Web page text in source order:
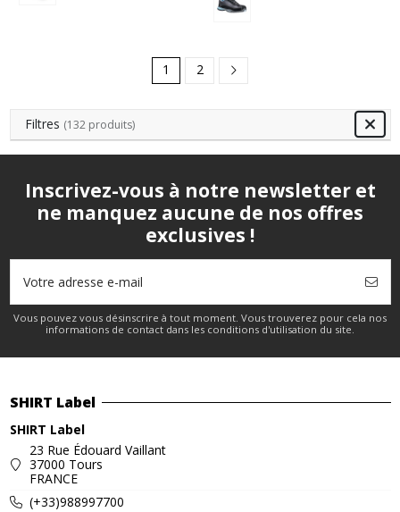
1 2
Filtres (132 produits)
Inscrivez-vous à notre newsletter et
ne manquez aucune de nos offres
exclusives !
Vous pouvez vous désinscrire à tout moment. Vous trouverez pour cela nos
informations de contact dans les conditions d'utilisation du site.
SHIRT Label
SHIRT Label
23 Rue Édouard Vaillant
37000 Tours
FRANCE
(+33)988997700